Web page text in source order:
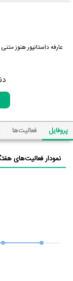
عارفه داستانپور هنوز
پروفایل فعالیت‌ها
نمودار فعالیت‌های